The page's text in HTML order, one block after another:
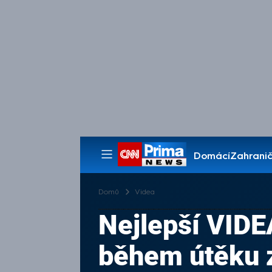
Domácí
Pořady
Domů Videa
Nejlepší
během útěku